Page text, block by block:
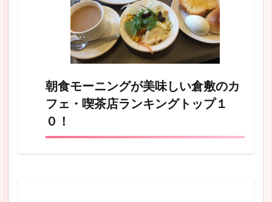
朝食モーニングが美味しい倉敷のカ
フェ・喫茶店ランキングトップ１
０！